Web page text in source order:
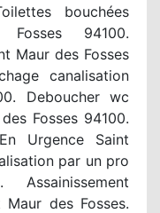
bouchées
94100.
Maur des Fosses
canalisation
Deboucher wc
Fosses 94100.
Urgence Saint
par un pro
des Fosses.